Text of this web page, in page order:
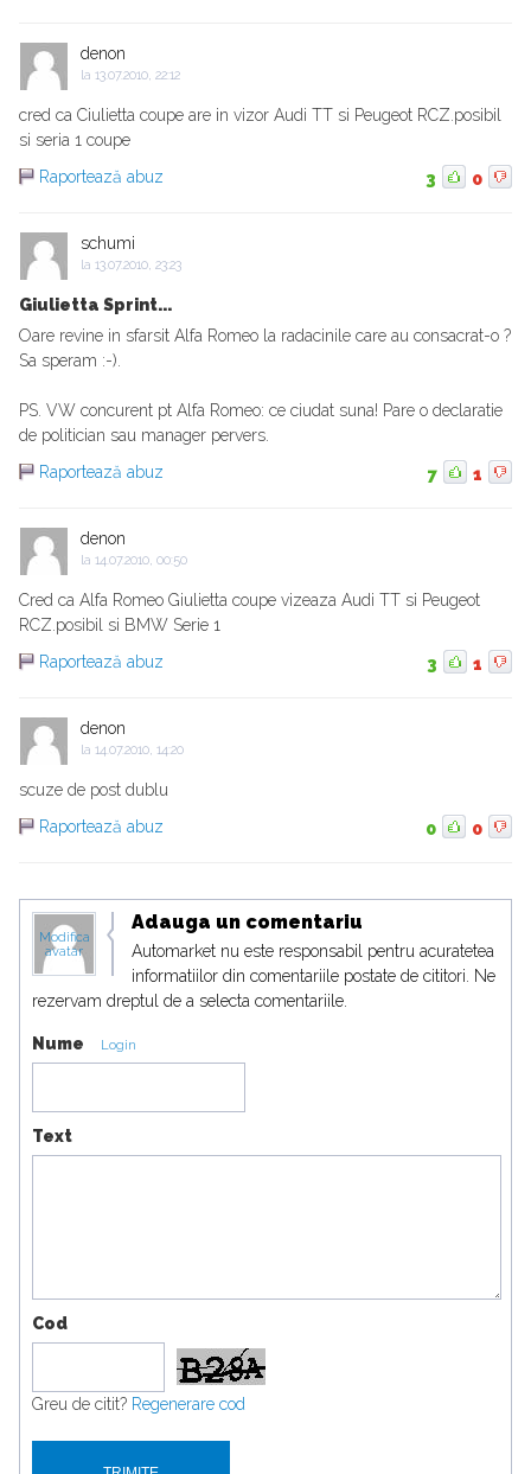
denon
la 13.07.2010, 22:12
cred ca Ciulietta coupe are in vizor Audi TT si Peugeot RCZ.posibil
si seria 1 coupe
Raportează abuz
3 0
schumi
la 13.07.2010, 23:23
Giulietta Sprint...
Oare revine in sfarsit Alfa Romeo la radacinile care au consacrat-o ?
Sa speram :-).
PS. VW concurent pt Alfa Romeo: ce ciudat suna! Pare o declaratie
de politician sau manager pervers.
Raportează abuz
7 1
denon
la 14.07.2010, 00:50
Cred ca Alfa Romeo Giulietta coupe vizeaza Audi TT si Peugeot
RCZ.posibil si BMW Serie 1
Raportează abuz
3 1
denon
la 14.07.2010, 14:20
scuze de post dublu
Raportează abuz
0 0
Modifica
avatar
Adauga un comentariu
Automarket nu este responsabil pentru acuratetea
informatiilor din comentariile postate de cititori. Ne
rezervam dreptul de a selecta comentariile.
Nume Login
Text
Cod
Greu de citit? Regenerare cod